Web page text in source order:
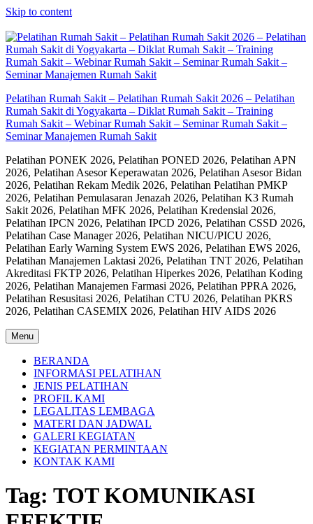
Skip to content
Pelatihan Rumah Sakit – Pelatihan Rumah Sakit 2026 – Pelatihan
Rumah Sakit di Yogyakarta – Diklat Rumah Sakit – Training
Rumah Sakit – Webinar Rumah Sakit – Seminar Rumah Sakit –
Seminar Manajemen Rumah Sakit
Pelatihan PONEK 2026, Pelatihan PONED 2026, Pelatihan APN
2026, Pelatihan Asesor Keperawatan 2026, Pelatihan Asesor Bidan
2026, Pelatihan Rekam Medik 2026, Pelatihan Pelatihan PMKP
2026, Pelatihan Pemulasaran Jenazah 2026, Pelatihan K3 Rumah
Sakit 2026, Pelatihan MFK 2026, Pelatihan Kredensial 2026,
Pelatihan IPCN 2026, Pelatihan IPCD 2026, Pelatihan CSSD 2026,
Pelatihan Case Manager 2026, Pelatihan NICU/PICU 2026,
Pelatihan Early Warning System EWS 2026, Pelatihan EWS 2026,
Pelatihan Manajemen Laktasi 2026, Pelatihan TNT 2026, Pelatihan
Akreditasi FKTP 2026, Pelatihan Hiperkes 2026, Pelatihan Koding
2026, Pelatihan Manajemen Farmasi 2026, Pelatihan PPRA 2026,
Pelatihan Resusitasi 2026, Pelatihan CTU 2026, Pelatihan PKRS
2026, Pelatihan CASEMIX 2026, Pelatihan HIV AIDS 2026
Menu
BERANDA
INFORMASI PELATIHAN
JENIS PELATIHAN
PROFIL KAMI
LEGALITAS LEMBAGA
MATERI DAN JADWAL
GALERI KEGIATAN
KEGIATAN PERMINTAAN
KONTAK KAMI
Tag: TOT KOMUNIKASI